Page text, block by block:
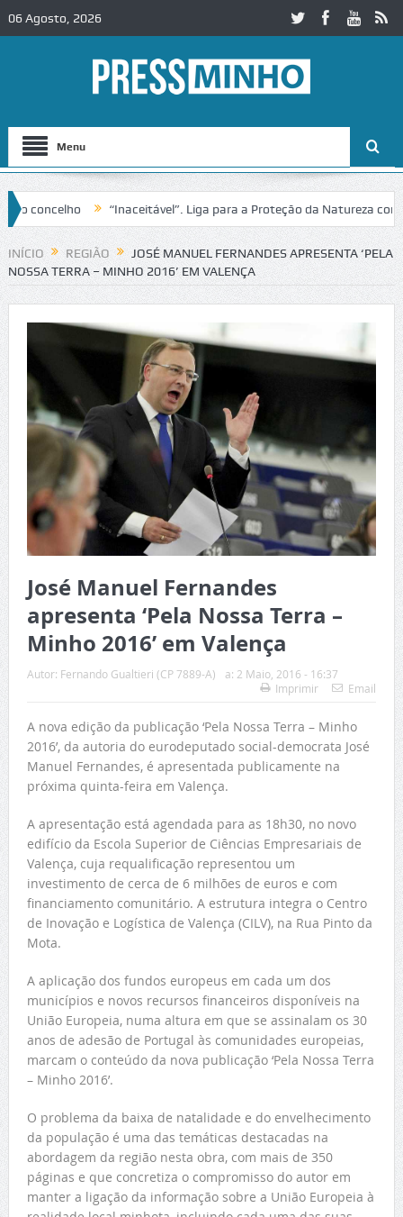
06 Agosto, 2026
Menu
“Inaceitável”. Liga para a Proteção da Natureza contesta
em Alcobaça Igreja do Castelo de Cerveira assegura
INÍCIO REGIÃO
JOSÉ MANUEL FERNANDES APRESENTA ‘PELA
NOSSA TERRA – MINHO 2016’ EM VALENÇA
José Manuel Fernandes
apresenta ‘Pela Nossa Terra –
Minho 2016’ em Valença
Autor: Fernando Gualtieri (CP 7889-A) a: 2 Maio, 2016 - 16:37
Imprimir
Email
A nova edição da publicação ‘Pela Nossa Terra – Minho
2016’, da autoria do eurodeputado social-democrata José
Manuel Fernandes, é apresentada publicamente na
próxima quinta-feira em Valença.
A apresentação está agendada para as 18h30, no novo
edifício da Escola Superior de Ciências Empresariais de
Valença, cuja requalificação representou um
investimento de cerca de 6 milhões de euros e com
financiamento comunitário. A estrutura integra o Centro
de Inovação e Logística de Valença (CILV), na Rua Pinto da
Mota.
A aplicação dos fundos europeus em cada um dos
municípios e novos recursos financeiros disponíveis na
União Europeia, numa altura em que se assinalam os 30
anos de adesão de Portugal às comunidades europeias,
marcam o conteúdo da nova publicação ‘Pela Nossa Terra
– Minho 2016’.
O problema da baixa de natalidade e do envelhecimento
da população é uma das temáticas destacadas na
abordagem da região nesta obra, com mais de 350
páginas e que concretiza o compromisso do autor em
manter a ligação da informação sobre a União Europeia à